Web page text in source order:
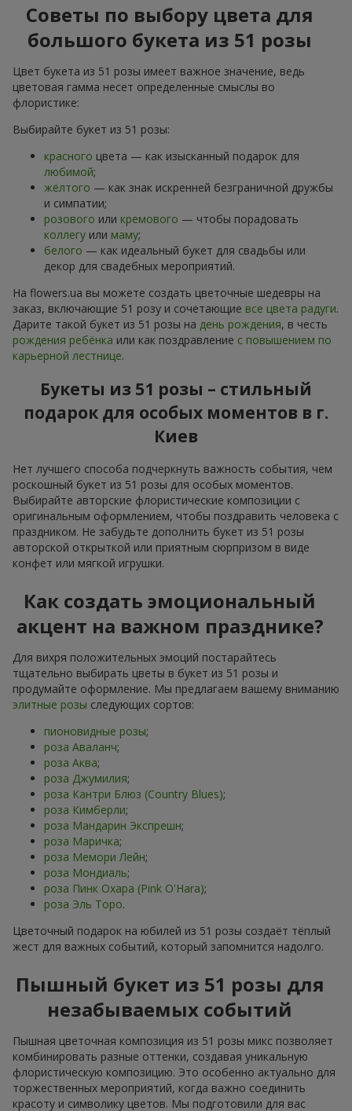
Советы по выбору цвета для
большого букета из 51 розы
Цвет букета из 51 розы имеет важное значение, ведь
цветовая гамма несет определенные смыслы во
флористике:
Выбирайте букет из 51 розы:
красного цвета — как изысканный подарок для
любимой;
жёлтого — как знак искренней безграничной дружбы
и симпатии;
розового или кремового — чтобы порадовать
коллегу или маму;
белого — как идеальный букет для свадьбы или
декор для свадебных мероприятий.
На flowers.ua вы можете создать цветочные шедевры на
заказ, включающие 51 розу и сочетающие все цвета радуги.
Дарите такой букет из 51 розы на день рождения, в честь
рождения ребёнка или как поздравление с повышением по
карьерной лестнице.
Букеты из 51 розы – стильный
подарок для особых моментов в г.
Киев
Нет лучшего способа подчеркнуть важность события, чем
роскошный букет из 51 розы для особых моментов.
Выбирайте авторские флористические композиции с
оригинальным оформлением, чтобы поздравить человека с
праздником. Не забудьте дополнить букет из 51 розы
авторской открыткой или приятным сюрпризом в виде
конфет или мягкой игрушки.
Как создать эмоциональный
акцент на важном празднике?
Для вихря положительных эмоций постарайтесь
тщательно выбирать цветы в букет из 51 розы и
продумайте оформление. Мы предлагаем вашему вниманию
элитные розы следующих сортов:
пионовидные розы;
роза Аваланч;
роза Аква;
роза Джумилия;
роза Кантри Блюз (Country Blues);
роза Кимберли;
роза Мандарин Экспрешн;
роза Маричка;
роза Мемори Лейн;
роза Мондиаль;
роза Пинк Охара (Pink O'Hara);
роза Эль Торо.
Цветочный подарок на юбилей из 51 розы создаёт тёплый
жест для важных событий, который запомнится надолго.
Пышный букет из 51 розы для
незабываемых событий
Пышная цветочная композиция из 51 розы микс позволяет
комбинировать разные оттенки, создавая уникальную
флористическую композицию. Это особенно актуально для
торжественных мероприятий, когда важно соединить
красоту и символику цветов. Мы подготовили для вас